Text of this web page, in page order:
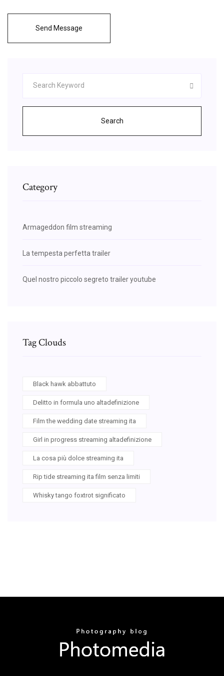
Send Message
Search
Category
Armageddon film streaming
La tempesta perfetta trailer
Quel nostro piccolo segreto trailer youtube
Tag Clouds
Black hawk abbattuto
Delitto in formula uno altadefinizione
Film the wedding date streaming ita
Girl in progress streaming altadefinizione
La cosa più dolce streaming ita
Rip tide streaming ita film senza limiti
Whisky tango foxtrot significato